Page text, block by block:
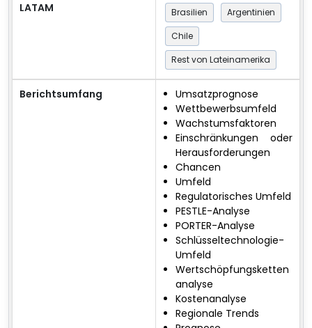
LATAM Brasilien
Argentinien
Chile
Rest von Lateinamerika
Berichtsumfang
Umsatzprognose
Wettbewerbsumfeld
Wachstumsfaktoren
Einschränkungen oder
Herausforderungen
Chancen
Umfeld
Regulatorisches Umfeld
PESTLE-Analyse
PORTER-Analyse
Schlüsseltechnologie-
Umfeld
Wertschöpfungsketten
analyse
Kostenanalyse
Regionale Trends